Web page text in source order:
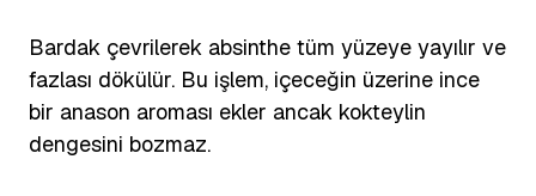
Bardak çevrilerek absinthe tüm yüzeye yayılır ve
fazlası dökülür. Bu işlem, içeceğin üzerine ince
bir anason aroması ekler ancak kokteylin
dengesini bozmaz.